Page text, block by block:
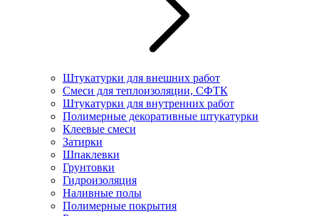
Штукатурки для внешних работ
Смеси для теплоизоляции, СФТК
Штукатурки для внутренних работ
Полимерные декоративные штукатурки
Клеевые смеси
Затирки
Шпаклевки
Грунтовки
Гидроизоляция
Наливные полы
Полимерные покрытия